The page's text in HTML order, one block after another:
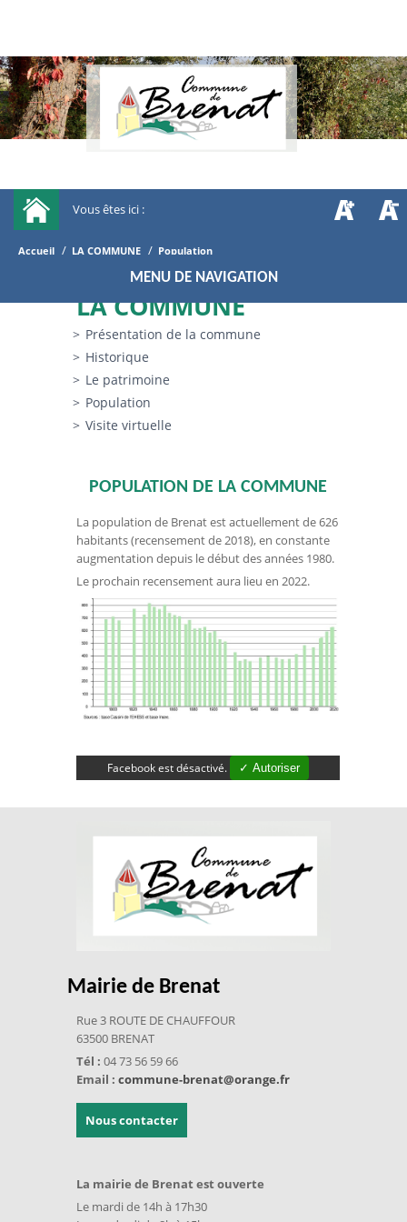
MENU DE NAVIGATION
Vous êtes ici :
Accueil / LA COMMUNE / Population
LA COMMUNE
Présentation de la commune
Historique
Le patrimoine
Population
Visite virtuelle
POPULATION DE LA COMMUNE
La population de Brenat est actuellement de 626
habitants (recensement de 2018), en constante
augmentation depuis le début des années 1980.
Le prochain recensement aura lieu en 2022.
Facebook est désactivé. ✓ Autoriser
Mairie de Brenat
Rue 3 ROUTE DE CHAUFFOUR
63500 BRENAT
Tél : 04 73 56 59 66
Email : commune-brenat@orange.fr
Nous contacter
La mairie de Brenat est ouverte
Le mardi de 14h à 17h30